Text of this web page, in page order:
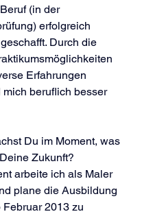
(in der
erfolgreich
Durch die
Erfahrungen
mich beruflich besser
Du im Moment, was
Zukunft?
arbeite ich als Maler
plane die Ausbildung
2013 zu